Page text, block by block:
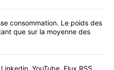
consommation. Le poids des
que sur la moyenne des
Linkedin YouTube Flux RSS